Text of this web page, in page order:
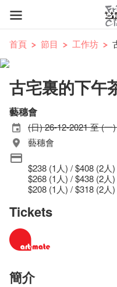
首頁 節目 工作坊
古宅裏的下午
藝穗會
(日) 26-12-2021 至 (一
藝穗會
$238 (1人) / $408 (2人
$268 (1人) / $438 (2人
$208 (1人) / $318 (2
Tickets
簡介